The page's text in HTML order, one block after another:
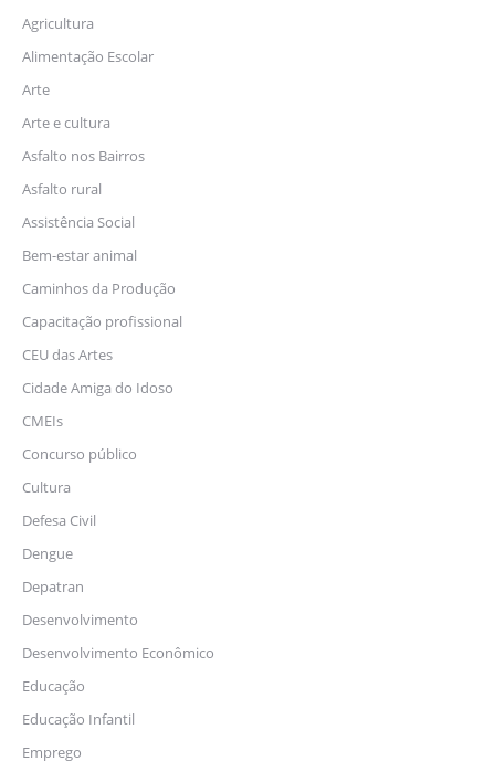
Agricultura
Alimentação Escolar
Arte
Arte e cultura
Asfalto nos Bairros
Asfalto rural
Assistência Social
Bem-estar animal
Caminhos da Produção
Capacitação profissional
CEU das Artes
Cidade Amiga do Idoso
CMEIs
Concurso público
Cultura
Defesa Civil
Dengue
Depatran
Desenvolvimento
Desenvolvimento Econômico
Educação
Educação Infantil
Emprego